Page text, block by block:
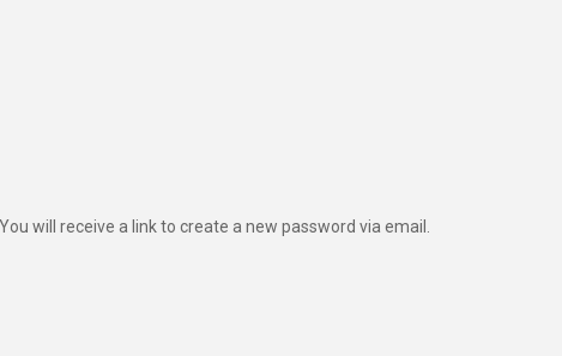
will receive a link to create a new password via email.